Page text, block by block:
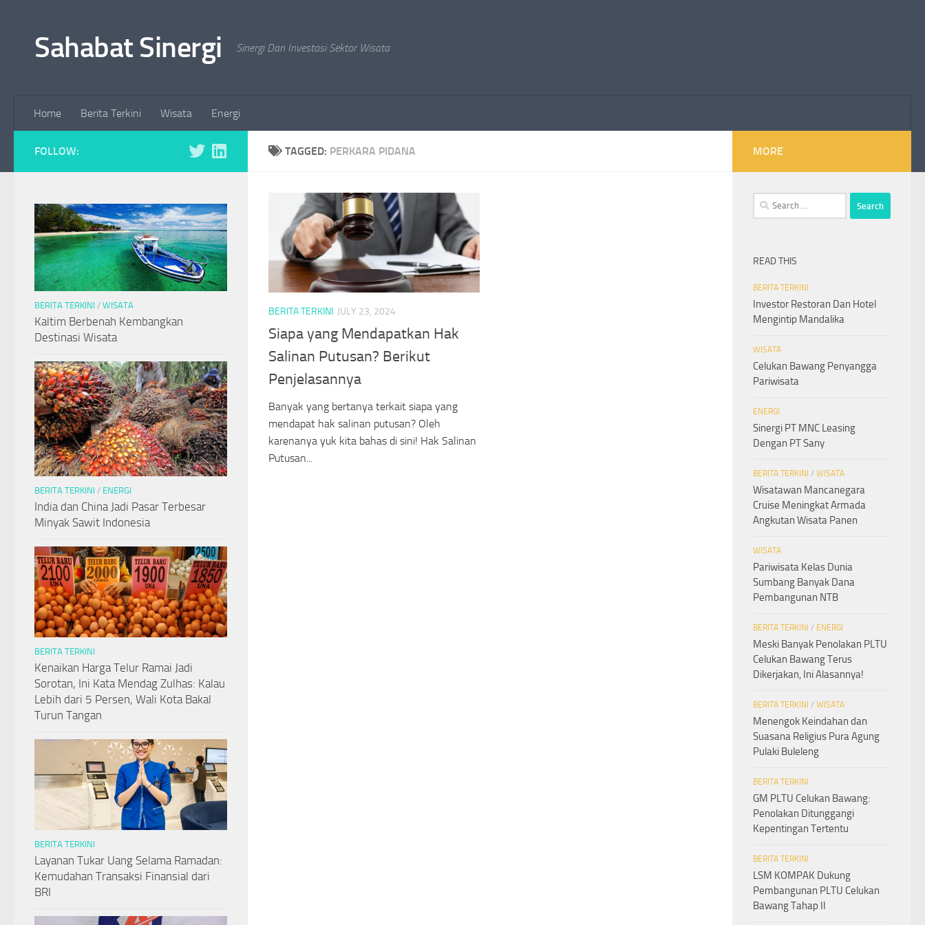
Sahabat Sinergi Sinergi Dan Investasi Sektor Wisata
Home Berita Terkini Wisata Energi
TAGGED: PERKARA PIDANA
BERITA TERKINI JULY 23, 2024
Siapa yang Mendapatkan Hak
Salinan Putusan? Berikut
Penjelasannya
Banyak yang bertanya terkait siapa yang
mendapat hak salinan putusan? Oleh
karenanya yuk kita bahas di sini! Hak Salinan
Putusan...
FOLLOW:
BERITA TERKINI / WISATA
Kaltim Berbenah Kembangkan
Destinasi Wisata
BERITA TERKINI / ENERGI
India dan China Jadi Pasar Terbesar
Minyak Sawit Indonesia
BERITA TERKINI
Kenaikan Harga Telur Ramai Jadi
Sorotan, Ini Kata Mendag Zulhas: Kalau
Lebih dari 5 Persen, Wali Kota Bakal
Turun Tangan
BERITA TERKINI
Layanan Tukar Uang Selama Ramadan:
Kemudahan Transaksi Finansial dari
BRI
MORE
Search
for:
READ THIS
BERITA TERKINI
Investor Restoran Dan Hotel
Mengintip Mandalika
WISATA
Celukan Bawang Penyangga
Pariwisata
ENERGI
Sinergi PT MNC Leasing
Dengan PT Sany
BERITA TERKINI / WISATA
Wisatawan Mancanegara
Cruise Meningkat Armada
Angkutan Wisata Panen
WISATA
Pariwisata Kelas Dunia
Sumbang Banyak Dana
Pembangunan NTB
BERITA TERKINI / ENERGI
Meski Banyak Penolakan PLTU
Celukan Bawang Terus
Dikerjakan, Ini Alasannya!
BERITA TERKINI / WISATA
Menengok Keindahan dan
Suasana Religius Pura Agung
Pulaki Buleleng
BERITA TERKINI
GM PLTU Celukan Bawang:
Penolakan Ditunggangi
Kepentingan Tertentu
BERITA TERKINI
LSM KOMPAK Dukung
Pembangunan PLTU Celukan
Bawang Tahap II